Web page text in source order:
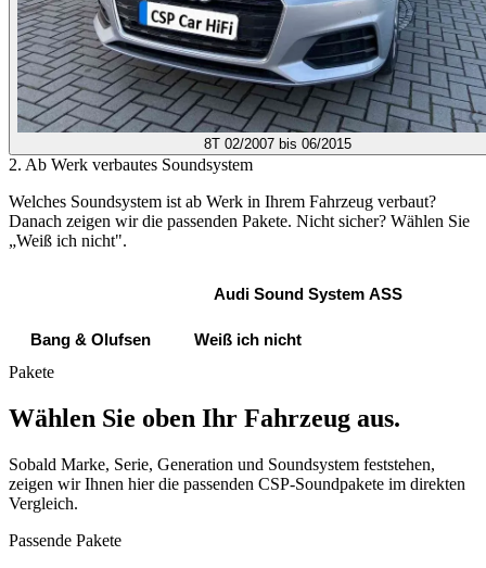
8T 02/2007 bis 06/2015
2. Ab Werk verbautes Soundsystem
Welches Soundsystem ist ab Werk in Ihrem Fahrzeug verbaut?
Danach zeigen wir die passenden Pakete. Nicht sicher? Wählen Sie
„Weiß ich nicht".
Audi Sound System ASS
Bang & Olufsen
Weiß ich nicht
Pakete
Wählen Sie oben Ihr Fahrzeug aus.
Sobald Marke, Serie, Generation und Soundsystem feststehen,
zeigen wir Ihnen hier die passenden CSP-Soundpakete im direkten
Vergleich.
Passende Pakete